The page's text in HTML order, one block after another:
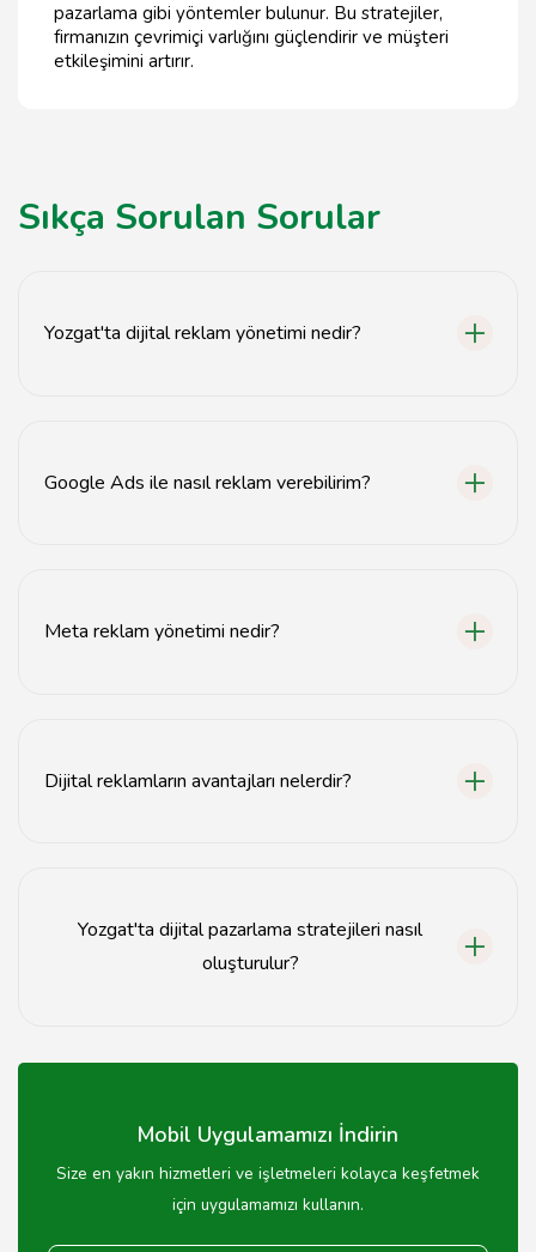
pazarlama gibi yöntemler bulunur. Bu stratejiler,
firmanızın çevrimiçi varlığını güçlendirir ve müşteri
etkileşimini artırır.
Sıkça Sorulan Sorular
Yozgat'ta dijital reklam yönetimi nedir?
Google Ads ile nasıl reklam verebilirim?
Meta reklam yönetimi nedir?
Dijital reklamların avantajları nelerdir?
Yozgat'ta dijital pazarlama stratejileri nasıl
oluşturulur?
analizi ve uygun dijital kanalların seçimi ile oluşturulur.
Mobil Uygulamamızı İndirin
Size en yakın hizmetleri ve işletmeleri kolayca keşfetmek
için uygulamamızı kullanın.